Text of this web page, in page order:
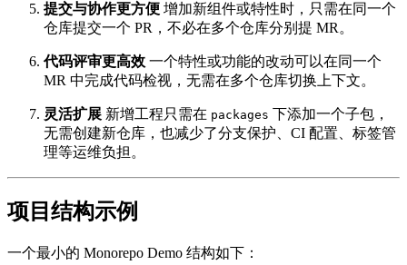
提交与协作更方便 增加新组件或特性时，只需在同一个
仓库提交一个 PR，不必在多个仓库分别提 MR。
代码评审更高效 一个特性或功能的改动可以在同一个
MR 中完成代码检视，无需在多个仓库切换上下文。
灵活扩展 新增工程只需在 packages 下添加一个子包，
无需创建新仓库，也减少了分支保护、CI 配置、标签管
理等运维负担。
项目结构示例
一个最小的 Monorepo Demo 结构如下：